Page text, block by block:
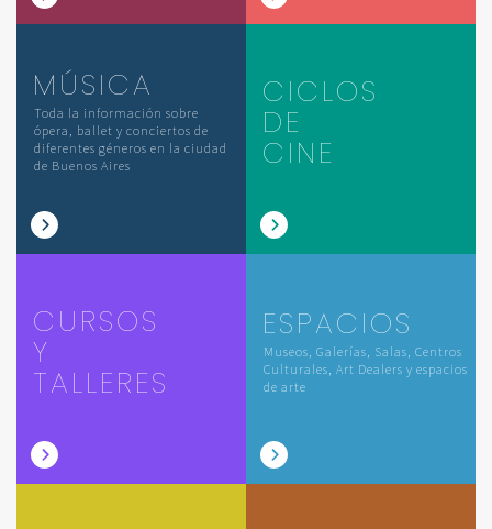
MÚSICA
Toda la información sobre
ópera, ballet y conciertos de
diferentes géneros en la ciudad
de Buenos Aires
CICLOS
DE
CINE
CURSOS
Y
TALLERES
ESPACIOS
Museos, Galerías, Salas, Centros
Culturales, Art Dealers y espacios
de arte